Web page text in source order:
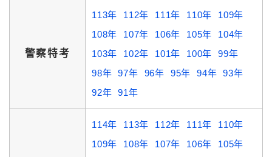
警察特考
113年 112年 111年 110年
109年
108年
107年 106年 105年
104年
103年
102年 101年 100年
99年
98年
97年 96年 95年 94年
93年
92年
91年
114年 113年 112年 111年
110年
109年
108年 107年 106年
105年